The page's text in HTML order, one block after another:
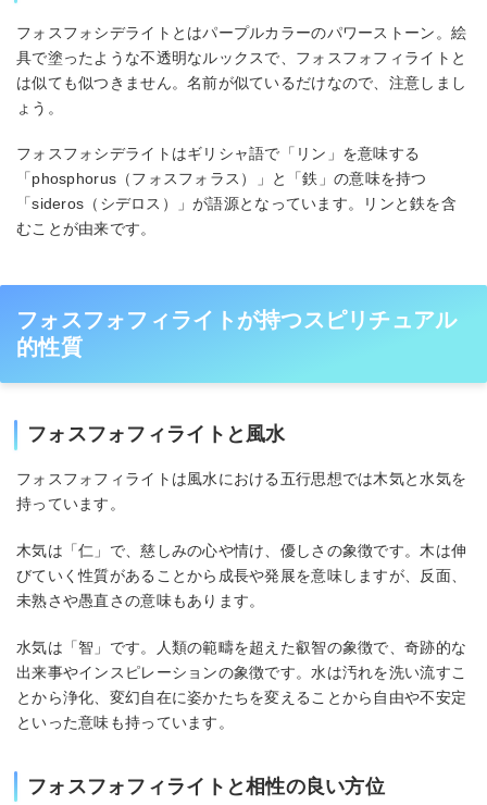
フォスフォシデライトとはパープルカラーのパワーストーン。絵
具で塗ったような不透明なルックスで、フォスフォフィライトと
は似ても似つきません。名前が似ているだけなので、注意しまし
ょう。
フォスフォシデライトはギリシャ語で「リン」を意味する
「phosphorus（フォスフォラス）」と「鉄」の意味を持つ
「sideros（シデロス）」が語源となっています。リンと鉄を含
むことが由来です。
フォスフォフィライトが持つスピリチュアル
的性質
フォスフォフィライトと風水
フォスフォフィライトは風水における五行思想では木気と水気を
持っています。
木気は「仁」で、慈しみの心や情け、優しさの象徴です。木は伸
びていく性質があることから成長や発展を意味しますが、反面、
未熟さや愚直さの意味もあります。
水気は「智」です。人類の範疇を超えた叡智の象徴で、奇跡的な
出来事やインスピレーションの象徴です。水は汚れを洗い流すこ
とから浄化、変幻自在に姿かたちを変えることから自由や不安定
といった意味も持っています。
フォスフォフィライトと相性の良い方位